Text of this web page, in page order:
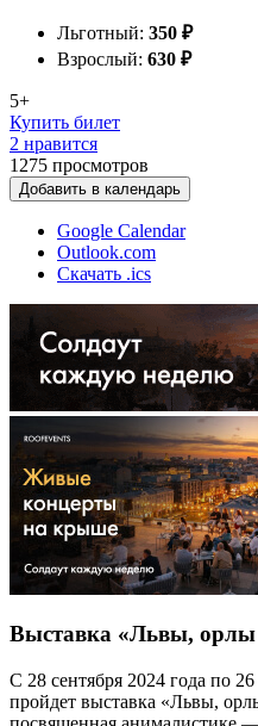
Льготный: 350 ₽
Взрослый: 630 ₽
5+
Купить билет
2 нравится
1275 просмотров
Добавить в календарь
Google Calendar
Outlook.com
Скачать .ics
Выставка «Львы, орлы
С 28 сентября 2024 года по
пройдет выставка «Львы,